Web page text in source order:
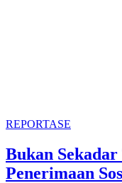
REPORTASE
Bukan
Penerimaan